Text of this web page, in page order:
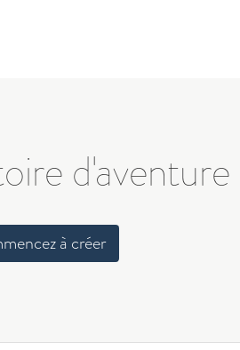
à créer